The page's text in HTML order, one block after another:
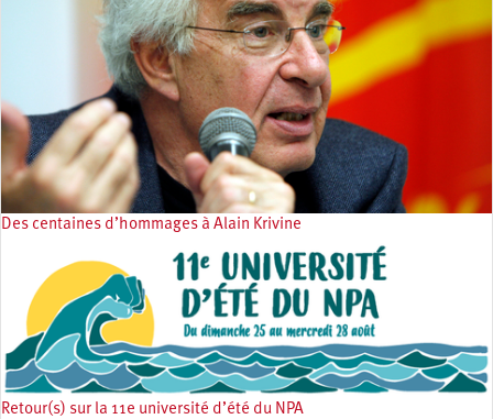
Des centaines d’hommages à Alain Krivine
Retour(s) sur la 11e université d’été du NPA